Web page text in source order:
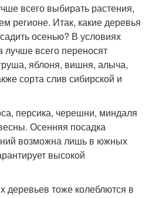
всего выбирать растения,
регионе. Итак, какие деревья
осенью? В условиях
всего переносят
яблоня, вишня, алыча,
сорта слив сибирской и
персика, черешни, миндаля
Осенняя посадка
возможна лишь в южных
высокой
деревьев тоже колеблются в